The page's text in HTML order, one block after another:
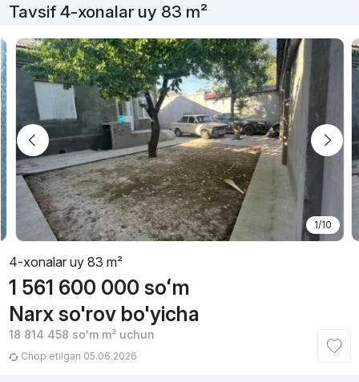
Tavsif 4-xonalar uy 83 m²
1/10
4-xonalar uy 83 m²
1 561 600 000 soʻm
Narx so'rov bo'yicha
18 814 458 soʻmm² uchun
Chop etilgan 05.06.2026